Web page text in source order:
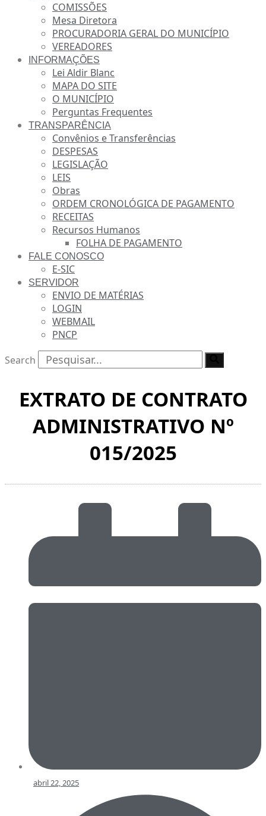
COMISSÕES
Mesa Diretora
PROCURADORIA GERAL DO MUNICÍPIO
VEREADORES
INFORMAÇÕES
Lei Aldir Blanc
MAPA DO SITE
O MUNICÍPIO
Perguntas Frequentes
TRANSPARÊNCIA
Convênios e Transferências
DESPESAS
LEGISLAÇÃO
LEIS
Obras
ORDEM CRONOLÓGICA DE PAGAMENTO
RECEITAS
Recursos Humanos
FOLHA DE PAGAMENTO
FALE CONOSCO
E-SIC
SERVIDOR
ENVIO DE MATÉRIAS
LOGIN
WEBMAIL
PNCP
Search
EXTRATO DE CONTRATO
ADMINISTRATIVO Nº
015/2025
abril 22, 2025